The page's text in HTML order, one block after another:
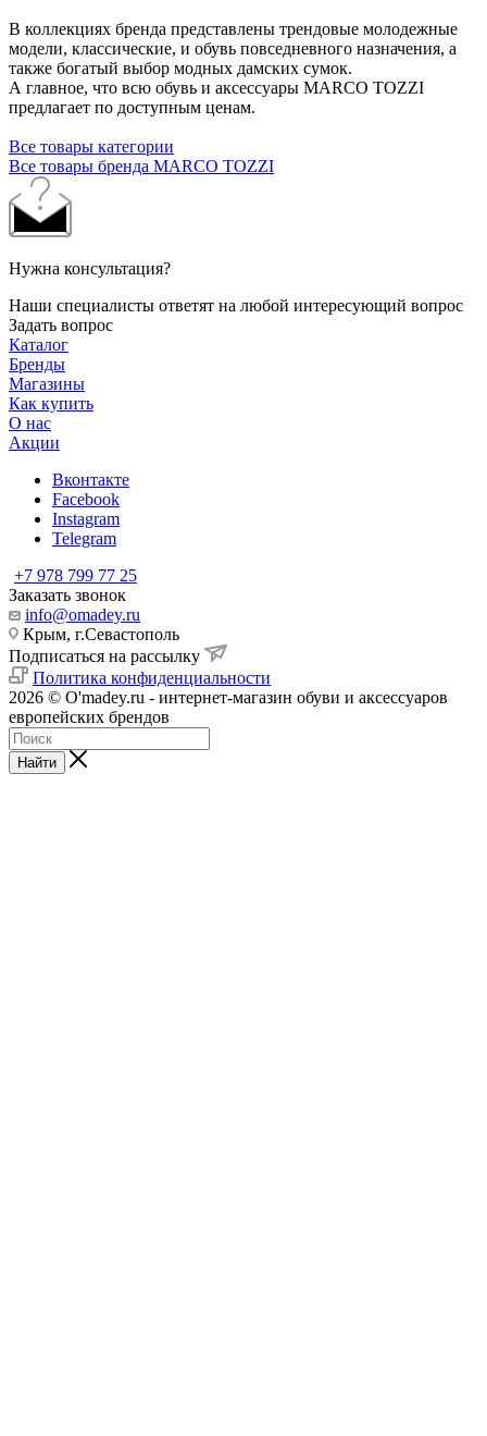
В коллекциях бренда представлены трендовые молодежные
модели, классические, и обувь повседневного назначения, а
также богатый выбор модных дамских сумок.
А главное, что всю обувь и аксессуары MARCO TOZZI
предлагает по доступным ценам.
Все товары категории
Все товары бренда MARCO TOZZI
Нужна консультация?
Наши специалисты ответят на любой интересующий вопрос
Задать вопрос
Каталог
Бренды
Магазины
Как купить
О нас
Акции
Вконтакте
Facebook
Instagram
Telegram
+7 978 799 77 25
Заказать звонок
info@omadey.ru
Крым, г.Севастополь
Подписаться на рассылку
Политика конфиденциальности
2026 © O'madey.ru - интернет-магазин обуви и аксессуаров
европейских брендов
Найти